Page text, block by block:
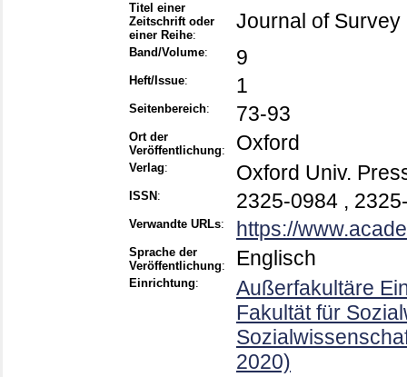
Titel einer
Zeitschrift oder
einer Reihe:
Journal of Survey
Band/Volume: 9
Heft/Issue: 1
Seitenbereich: 73-93
Ort der
Veröffentlichung: Oxford
Verlag: Oxford Univ.
ISSN : 2325-0984 ,
Verwandte URLs: https://
Sprache der
Veröffentlichung: Englisch
Einrichtung:
Außerfakultäre
Fakultät für
2020)